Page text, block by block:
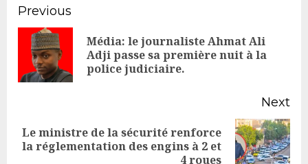
Continue
Reading
Previous
Média: le journaliste Ahmat Ali
Adji passe sa première nuit à la
police judiciaire.
Next
Next
Le ministre de la sécurité renforce
la réglementation des engins à 2 et
4 roues